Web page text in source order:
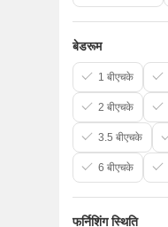
बेडरूम
1 बीएचके
2 बीएचके
3.5 बीएचके
6 बीएचके
फर्निशिंग स्थिति